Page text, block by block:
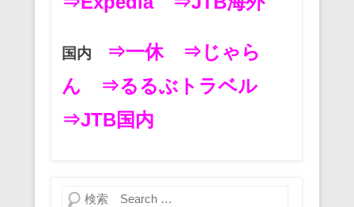
国内 ⇒一休
⇒じゃら
ん
⇒るるぶトラベル
⇒JTB国内
検索